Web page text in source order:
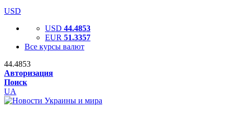
USD
USD 44.4853
EUR 51.3357
Все курсы валют
44.4853
Авторизация
Поиск
UA